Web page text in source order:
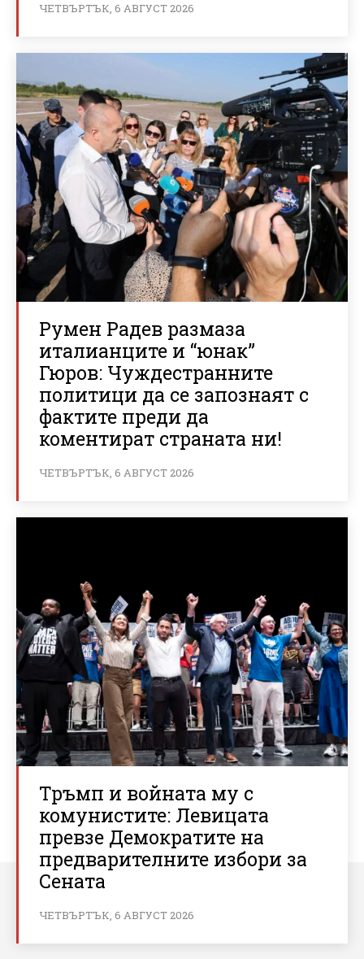
ЧЕТВЪРТЪК, 6 АВГУСТ 2026
Румен Радев размаза
италианците и “юнак”
Гюров: Чуждестранните
политици да се запознаят с
фактите преди да
коментират страната ни!
ЧЕТВЪРТЪК, 6 АВГУСТ 2026
Тръмп и войната му с
комунистите: Левицата
превзе Демократите на
предварителните избори за
Сената
ЧЕТВЪРТЪК, 6 АВГУСТ 2026